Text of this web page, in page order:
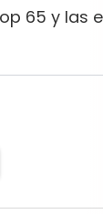
65 y las